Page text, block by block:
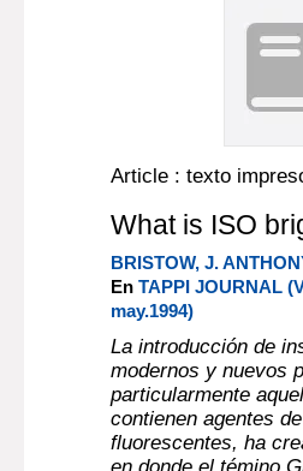
Article : texto
What is ISO
BRISTOW, J.
EnTAPPI JOURNAL
may.1994)
La introducción de
modernos y nuevos
particularmente
contienen agentes
fluorescentes, ha